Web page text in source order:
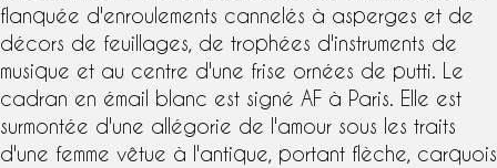
flanquée d'enroulements cannelés à asperges et de
décors de feuillages, de trophées d'instruments de
musique et au centre d'une frise ornées de putti. Le
cadran en émail blanc est signé AF à Paris. Elle est
surmontée d'une allégorie de l'amour sous les traits
d'une femme vêtue à l'antique, portant flèche, carquois